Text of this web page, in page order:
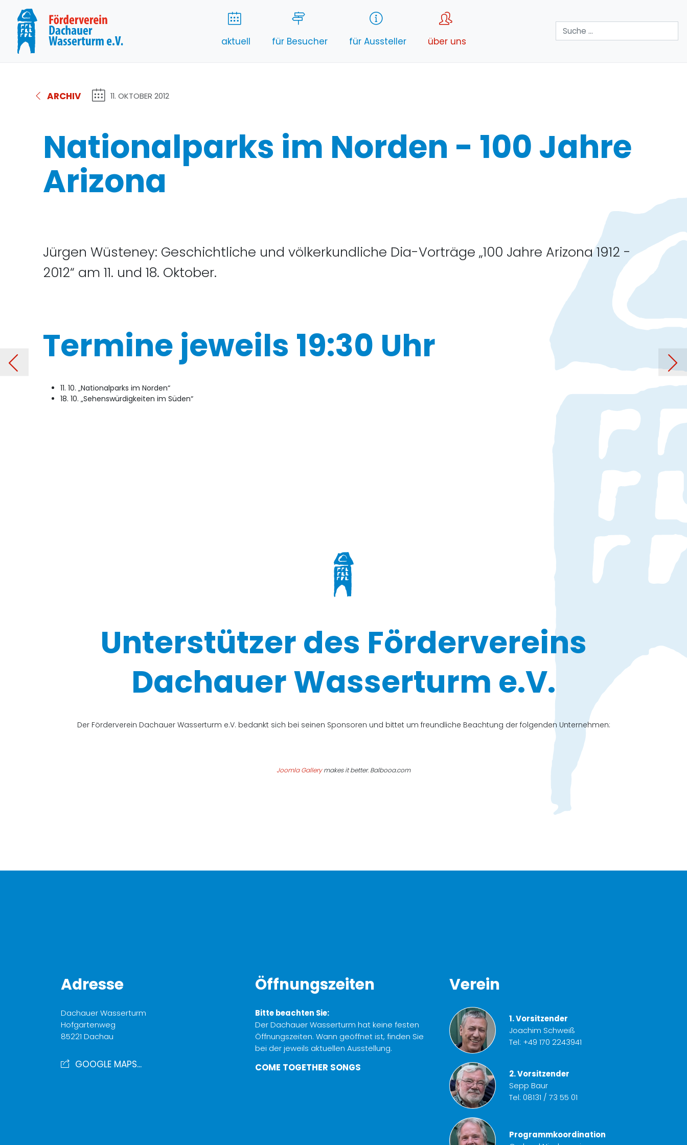
aktuell für Besucher für Aussteller über uns
Suchen
ARCHIV 11. OKTOBER 2012
Nationalparks im Norden - 100 Jahre
Arizona
Jürgen Wüsteney: Geschichtliche und völkerkundliche Dia-Vorträge „100 Jahre Arizona 1912 -
2012“ am 11. und 18. Oktober.
Termine jeweils 19:30 Uhr
11. 10. „Nationalparks im Norden“
18. 10. „Sehenswürdigkeiten im Süden“
Vorheriger Beitrag: Sehenswürdigkeiten im Süden - 100 Jahre Arizona
Unterstützer des Fördervereins
Dachauer Wasserturm e.V.
Der Förderverein Dachauer Wasserturm e.V. bedankt sich bei seinen Sponsoren und bittet um freundliche Beachtung der folgenden Unternehmen:
Joomla Gallerymakes it better. Balbooa.com
Adresse
Dachauer Wasserturm
Hofgartenweg
85221 Dachau
GOOGLE MAPS...
Öffnungszeiten
Bitte beachten Sie:
Der Dachauer Wasserturm hat keine festen
Öffnungszeiten. Wann geöffnet ist, finden Sie
bei der jeweils aktuellen Ausstellung.
COME TOGETHER SONGS
Verein
1. Vorsitzender
Joachim Schweiß
Tel: +49 170 2243941
2. Vorsitzender
Sepp Baur
Tel: 08131 / 73 55 01
Programmkoordination